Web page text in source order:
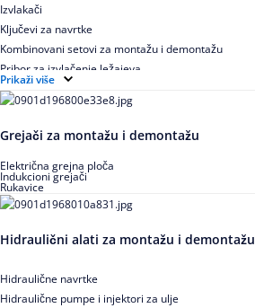
Izvlakači
Ključevi za navrtke
Kombinovani setovi za montažu i demontažu
Pribor za izvlačenje ležajeva
Prikaži više
Grejači za montažu i demontažu
Električna grejna ploča
Indukcioni grejači
Rukavice
Hidraulični alati za montažu i demontažu
Hidraulične navrtke
Hidraulične pumpe i injektori za ulje